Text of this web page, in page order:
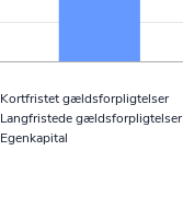
Kortfristet gældsforpligtelser
Langfristede gældsforpligtelser
Egenkapital